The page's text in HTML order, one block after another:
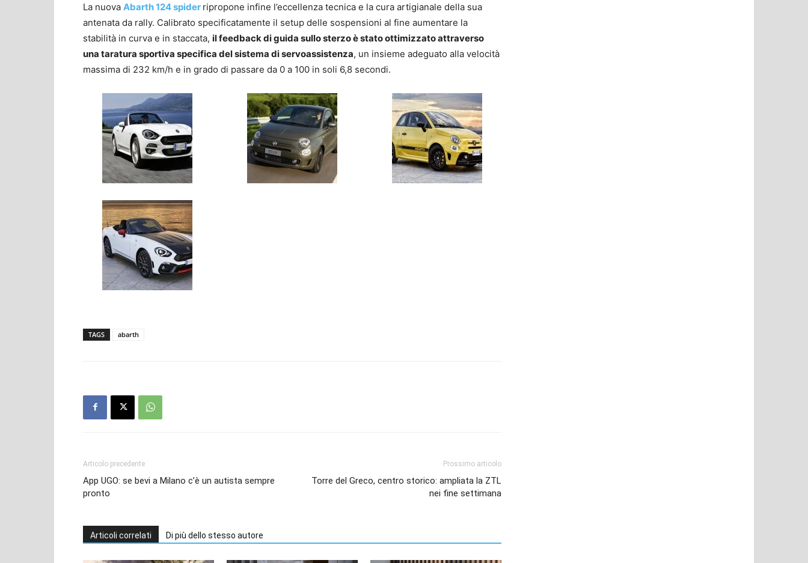
La nuova Abarth 124 spider ripropone infine l’eccellenza tecnica e la cura artigianale della sua
antenata da rally. Calibrato specificatamente il setup delle sospensioni al fine aumentare la
stabilità in curva e in staccata, il feedback di guida sullo sterzo è stato ottimizzato attraverso
una taratura sportiva specifica del sistema di servoassistenza, un insieme adeguato alla velocità
massima di 232 km/h e in grado di passare da 0 a 100 in soli 6,8 secondi.
TAGS abarth
Articolo precedente
App UGO: se bevi a Milano c’è un autista sempre
pronto
Prossimo articolo
Torre del Greco, centro storico: ampliata la ZTL
nei fine settimana
Articoli correlati Di più dello stesso autore